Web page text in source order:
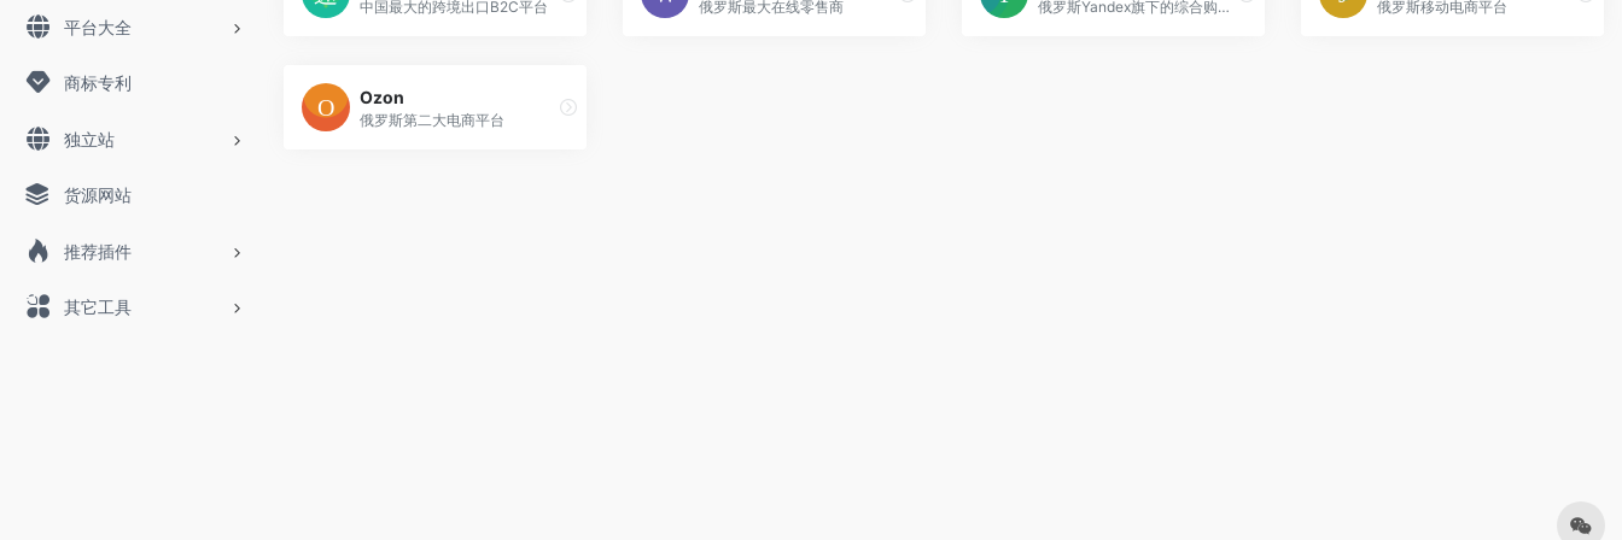
平台大全
商标专利
独立站
货源网站
推荐插件
其它工具
中国最大的跨境出口B2C平台 俄罗斯最大在线零售商 俄罗斯Yandex旗下的综合购物网站 俄罗斯移动电商平台
Ozon
俄罗斯第二大电商平台